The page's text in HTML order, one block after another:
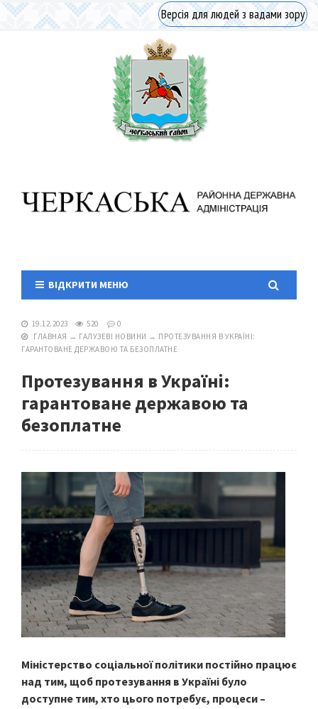
Версія для людей з вадами зору
ВІДКРИТИ МЕНЮ
19.12.2023 520
0
ГЛАВНАЯ → ГАЛУЗЕВІ НОВИНИ → ПРОТЕЗУВАННЯ В УКРАЇНІ:
ГАРАНТОВАНЕ ДЕРЖАВОЮ ТА БЕЗОПЛАТНЕ
Протезування в Україні:
гарантоване державою та
безоплатне
Міністерство соціальної політики постійно працює
над тим, щоб протезування в Україні було
доступне тим, хто цього потребує, процеси –